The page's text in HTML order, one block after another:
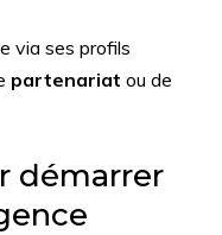
via ses profils
partenariat ou de
démarrer